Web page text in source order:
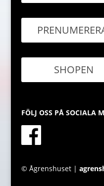
SHOPEN
FÖLJ OSS PÅ SOCIALA
© Ågrenshuset |